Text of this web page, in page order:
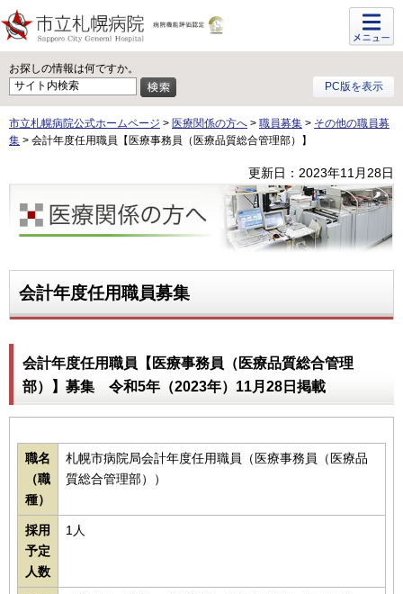
お探しの情報は何ですか。
PC版を表示
メニュ
ー
市立札幌病院公式ホームページ > 医療関係の方へ > 職員募集 > その他の職員募
集 > 会計年度任用職員【医療事務員（医療品質総合管理部）】
更新日：2023年11月28日
医療関係の方へ
会計年度任用職員募集
会計年度任用職員【医療事務員（医療品質総合管理
部）】募集 令和5年（2023年）11月28日掲載
職名
（職
種）
札幌市病院局会計年度任用職員（医療事務員（医療品
質総合管理部））
採用
予定
人数
1人